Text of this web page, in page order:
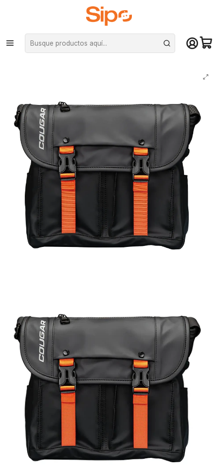
¡Compra hasta mediodía y recibe hoy! De lunes a sábado en el gran
Santiago. Envío gratis desde $29.990
Inicio Otras categorías Bolsos y fundas
Bolso Cougar ENFORCER Tipo Maletín Resistente al Agua Acolchado